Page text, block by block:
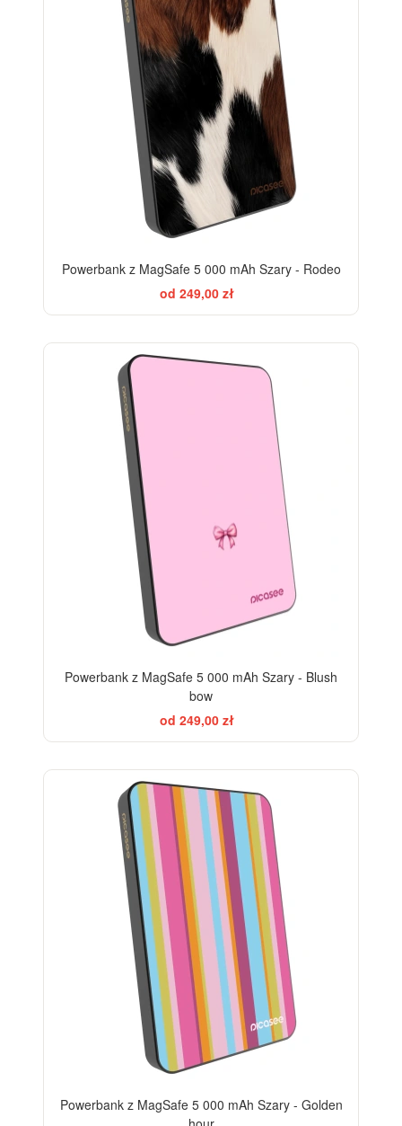
Powerbank z MagSafe 5 000 mAh Szary - Rodeo
od 249,00 zł
Powerbank z MagSafe 5 000 mAh Szary - Blush
bow
od 249,00 zł
Powerbank z MagSafe 5 000 mAh Szary - Golden